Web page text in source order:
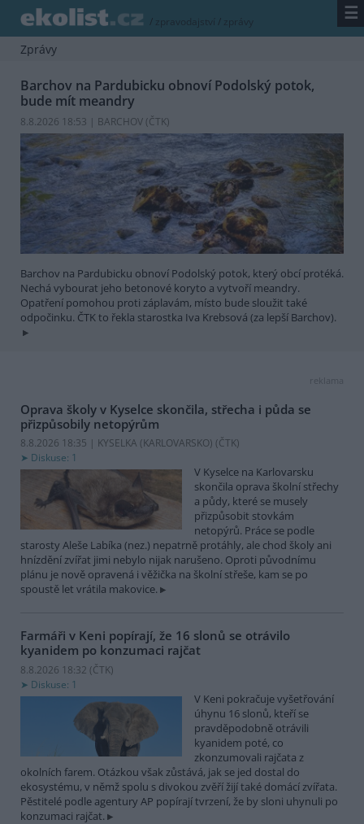
/ zpravodajství / zprávy ☰
Zprávy
Barchov na Pardubicku obnoví Podolský potok,
bude mít meandry
8.8.2026 18:53 | BARCHOV (ČTK)
Barchov na Pardubicku obnoví Podolský potok, který obcí protéká.
Nechá vybourat jeho betonové koryto a vytvoří meandry.
Opatření pomohou proti záplavám, místo bude sloužit také
odpočinku. ČTK to řekla starostka Iva Krebsová (za lepší Barchov).
reklama
Oprava školy v Kyselce skončila, střecha i půda se
přizpůsobily netopýrům
8.8.2026 18:35 | KYSELKA (KARLOVARSKO) (ČTK)
Diskuse: 1
V Kyselce na Karlovarsku
skončila oprava školní střechy
a půdy, které se musely
přizpůsobit stovkám
netopýrů. Práce se podle
starosty Aleše Labíka (nez.) nepatrně protáhly, ale chod školy ani
hnízdění zvířat jimi nebylo nijak narušeno. Oproti původnímu
plánu je nově opravená i věžička na školní střeše, kam se po
spoustě let vrátila makovice.
Farmáři v Keni popírají, že 16 slonů se otrávilo
kyanidem po konzumaci rajčat
8.8.2026 18:32 (ČTK)
Diskuse: 1
V Keni pokračuje vyšetřování
úhynu 16 slonů, kteří se
pravděpodobně otrávili
kyanidem poté, co
zkonzumovali rajčata z
okolních farem. Otázkou však zůstává, jak se jed dostal do
ekosystému, v němž spolu s divokou zvěří žijí také domácí zvířata.
Pěstitelé podle agentury AP popírají tvrzení, že by sloni uhynuli po
konzumaci rajčat.